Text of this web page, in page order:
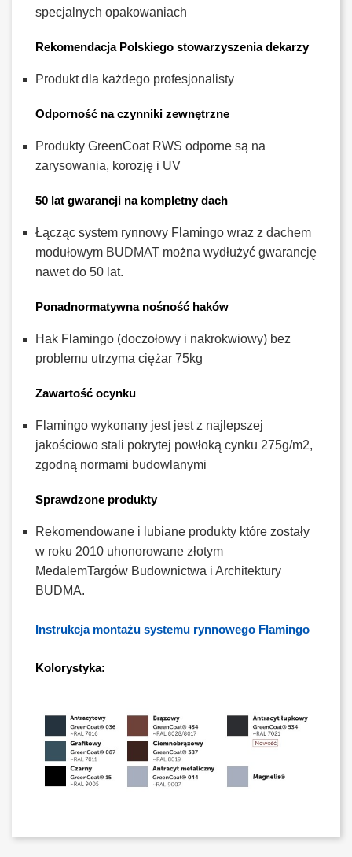
specjalnych opakowaniach
Rekomendacja Polskiego stowarzyszenia dekarzy
Produkt dla każdego profesjonalisty
Odporność na czynniki zewnętrzne
Produkty GreenCoat RWS odporne są na
zarysowania, korozję i UV
50 lat gwarancji na kompletny dach
Łącząc system rynnowy Flamingo wraz z dachem
modułowym BUDMAT można wydłużyć gwarancję
nawet do 50 lat.
Ponadnormatywna nośność haków
Hak Flamingo (doczołowy i nakrokwiowy) bez
problemu utrzyma ciężar 75kg
Zawartość ocynku
Flamingo wykonany jest jest z najlepszej
jakościowo stali pokrytej powłoką cynku 275g/m2,
zgodną normami budowlanymi
Sprawdzone produkty
Rekomendowane i lubiane produkty które zostały
w roku 2010 uhonorowane złotym
MedalemTargów Budownictwa i Architektury
BUDMA.
Instrukcja montażu systemu rynnowego Flamingo
Kolorystyka: